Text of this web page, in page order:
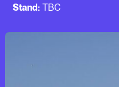
Stand: TBC